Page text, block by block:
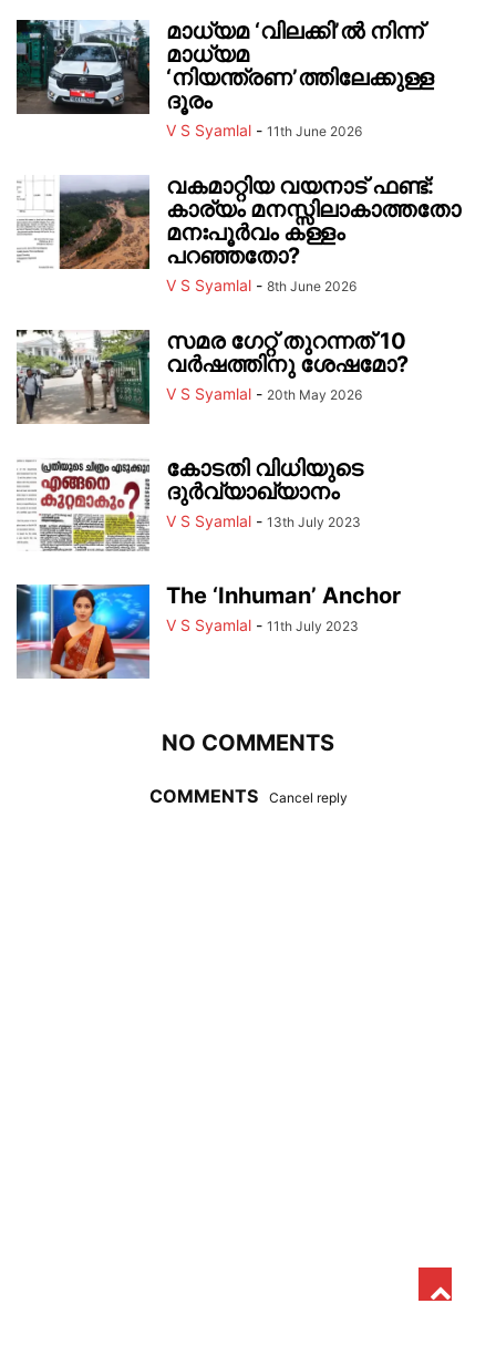
മാധ്യമ ‘വിലക്കി’ൽ നിന്ന്
മാധ്യമ
‘നിയന്ത്രണ’ത്തിലേക്കുള്ള
ദൂരം
V S Syamlal - 11th June 2026
വകമാറ്റിയ വയനാട് ഫണ്ട്:
കാര്യം മനസ്സിലാകാത്തതോ
മനഃപൂർവം കള്ളം
പറഞ്ഞതോ?
V S Syamlal - 8th June 2026
സമര ഗേറ്റ് തുറന്നത് 10
വർഷത്തിനു ശേഷമോ?
V S Syamlal - 20th May 2026
കോടതി വിധിയുടെ
ദുർവ്യാഖ്യാനം
V S Syamlal - 13th July 2023
The ‘Inhuman’ Anchor
V S Syamlal - 11th July 2023
NO COMMENTS
COMMENTS Cancel reply